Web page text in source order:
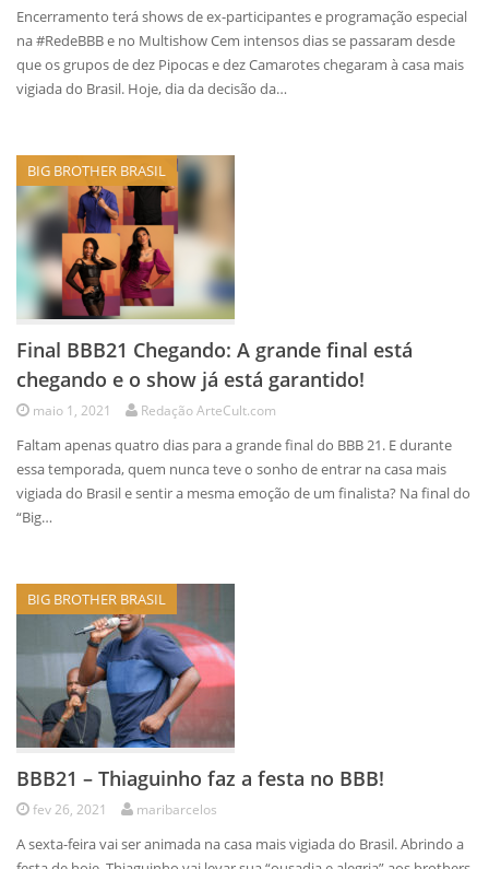
Encerramento terá shows de ex-participantes e programação especial
na #RedeBBB e no Multishow Cem intensos dias se passaram desde
que os grupos de dez Pipocas e dez Camarotes chegaram à casa mais
vigiada do Brasil. Hoje, dia da decisão da…
BIG BROTHER BRASIL
Final BBB21 Chegando: A grande final está
chegando e o show já está garantido!
maio 1, 2021 Redação ArteCult.com
Faltam apenas quatro dias para a grande final do BBB 21. E durante
essa temporada, quem nunca teve o sonho de entrar na casa mais
vigiada do Brasil e sentir a mesma emoção de um finalista? Na final do
“Big…
BIG BROTHER BRASIL
BBB21 – Thiaguinho faz a festa no BBB!
fev 26, 2021 maribarcelos
A sexta-feira vai ser animada na casa mais vigiada do Brasil. Abrindo a